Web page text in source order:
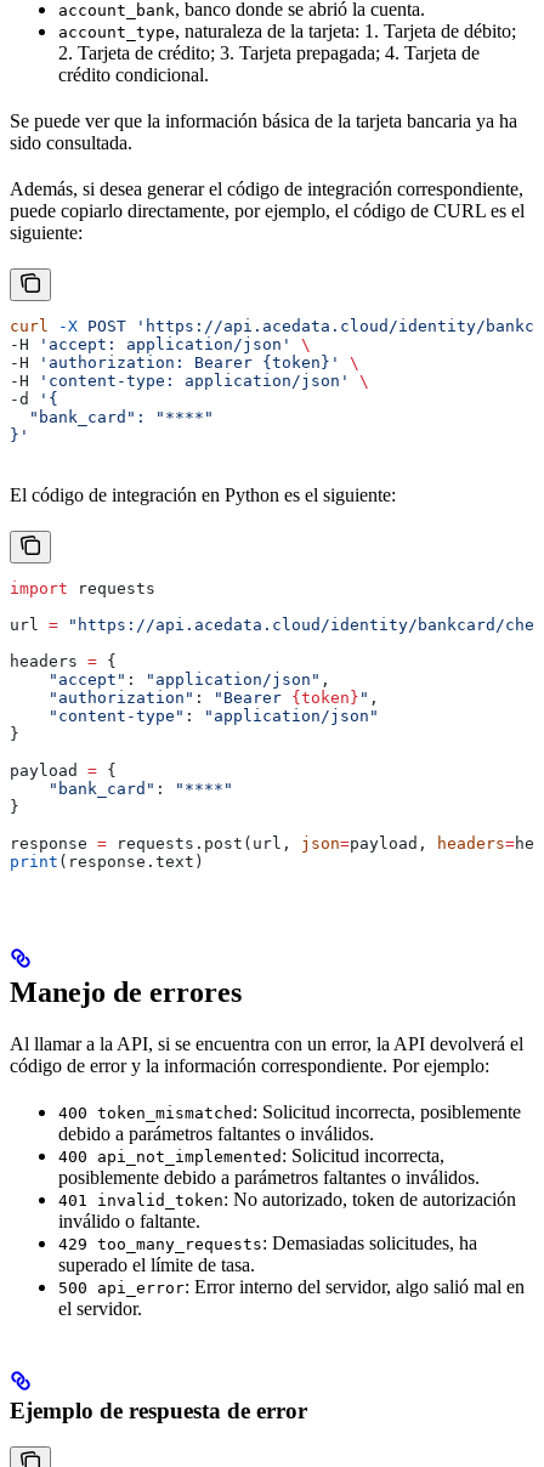
account_bank, banco donde se abrió la cuenta.
account_type, naturaleza de la tarjeta: 1. Tarjeta de débito;
2. Tarjeta de crédito; 3. Tarjeta prepagada; 4. Tarjeta de
crédito condicional.
Se puede ver que la información básica de la tarjeta bancaria ya ha
sido consultada.
Además, si desea generar el código de integración correspondiente,
puede copiarlo directamente, por ejemplo, el código de CURL es el
siguiente:
curl -X POST 'https://api.acedata.cloud/identity/
-H
'accept: application/json'
\
-H
'authorization: Bearer {token}'
\
-H
'content-type: application/json'
\
-d
'{
  "bank_card": "****"
}'
El código de integración en Python es el siguiente:
import requests
url = "https://api.acedata.cloud/identity/bankcard/
headers = {
    "accept"
: "application/json" ,
    "authorization"
: "Bearer {token} " ,
    "content-type"
:
"application/json"
}
payload = {
    "bank_card"
:
"****"
}
response = requests.post(url, json=payload, headers=
print (response.text)
Manejo de errores
Al llamar a la API, si se encuentra con un error, la API devolverá el
código de error y la información correspondiente. Por ejemplo:
400 token_mismatched : Solicitud incorrecta, posiblemente
debido a parámetros faltantes o inválidos.
400 api_not_implemented : Solicitud incorrecta,
posiblemente debido a parámetros faltantes o inválidos.
401 invalid_token: No autorizado, token de autorización
inválido o faltante.
429 too_many_requests: Demasiadas solicitudes, ha
superado el límite de tasa.
500 api_error: Error interno del servidor, algo salió mal en
el servidor.
Ejemplo de respuesta de error